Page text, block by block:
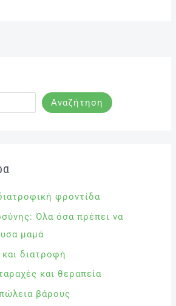
Αναζήτηση
φροντίδα
Όλα όσα πρέπει να
μαμά
διατροφή
και θεραπεία
βάρους